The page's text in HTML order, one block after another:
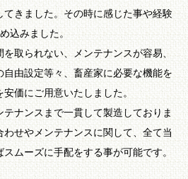
きました。その時に感じた事や経験
込みました。
取られない、メンテナンスが容易、
自由設定等々、畜産家に必要な機能を
価にご用意いたしました。
ナンスまで一貫して製造しておりま
せやメンテナンスに関して、全て当
ムーズに手配をする事が可能です。